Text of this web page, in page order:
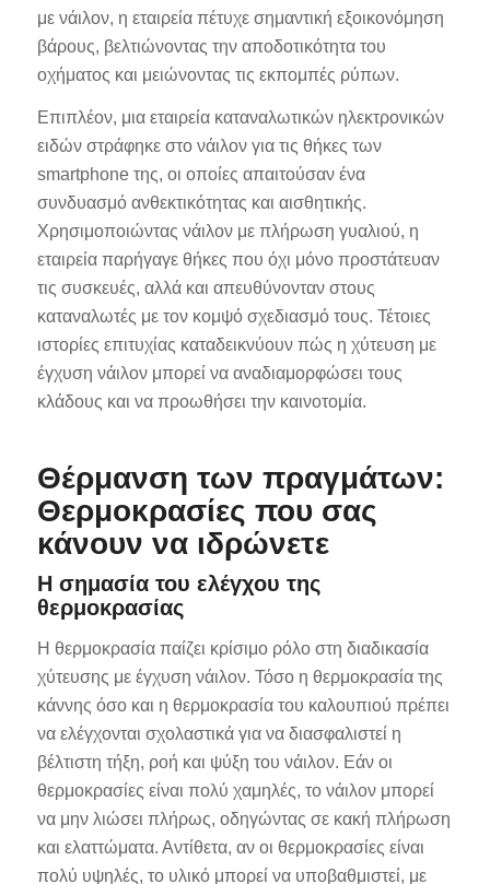
με νάιλον, η εταιρεία πέτυχε σημαντική εξοικονόμηση
βάρους, βελτιώνοντας την αποδοτικότητα του
οχήματος και μειώνοντας τις εκπομπές ρύπων.
Επιπλέον, μια εταιρεία καταναλωτικών ηλεκτρονικών
ειδών στράφηκε στο νάιλον για τις θήκες των
smartphone της, οι οποίες απαιτούσαν ένα
συνδυασμό ανθεκτικότητας και αισθητικής.
Χρησιμοποιώντας νάιλον με πλήρωση γυαλιού, η
εταιρεία παρήγαγε θήκες που όχι μόνο προστάτευαν
τις συσκευές, αλλά και απευθύνονταν στους
καταναλωτές με τον κομψό σχεδιασμό τους. Τέτοιες
ιστορίες επιτυχίας καταδεικνύουν πώς η χύτευση με
έγχυση νάιλον μπορεί να αναδιαμορφώσει τους
κλάδους και να προωθήσει την καινοτομία.
Θέρμανση των πραγμάτων:
Θερμοκρασίες που σας
κάνουν να ιδρώνετε
Η σημασία του ελέγχου της
θερμοκρασίας
Η θερμοκρασία παίζει κρίσιμο ρόλο στη διαδικασία
χύτευσης με έγχυση νάιλον. Τόσο η θερμοκρασία της
κάννης όσο και η θερμοκρασία του καλουπιού πρέπει
να ελέγχονται σχολαστικά για να διασφαλιστεί η
βέλτιστη τήξη, ροή και ψύξη του νάιλον. Εάν οι
θερμοκρασίες είναι πολύ χαμηλές, το νάιλον μπορεί
να μην λιώσει πλήρως, οδηγώντας σε κακή πλήρωση
και ελαττώματα. Αντίθετα, αν οι θερμοκρασίες είναι
πολύ υψηλές, το υλικό μπορεί να υποβαθμιστεί, με